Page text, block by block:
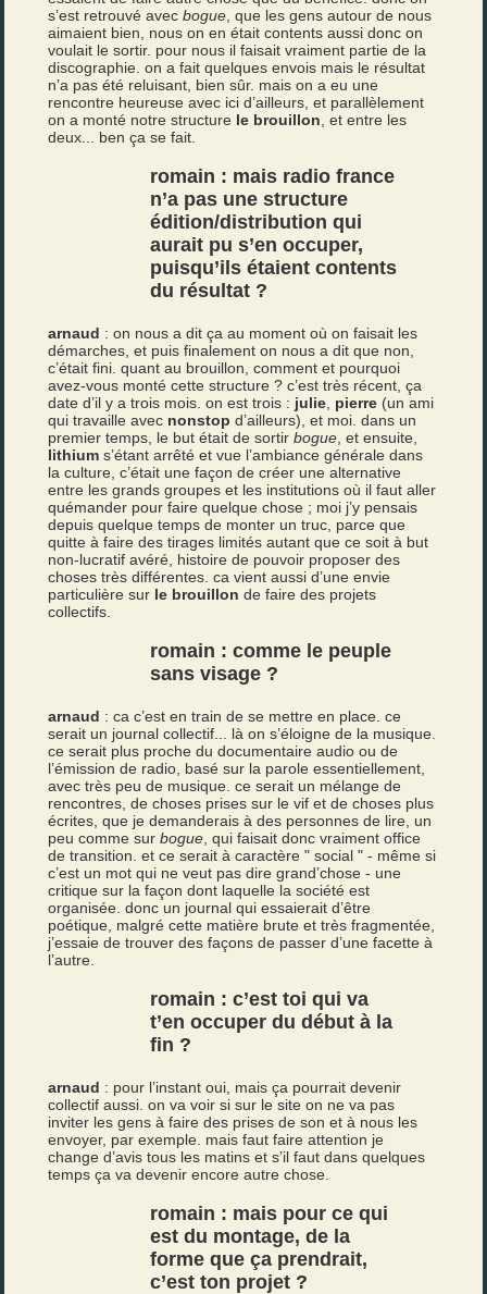
s’est retrouvé avecbogue , que les gens autour de nous
aimaient bien, nous on en était contents aussi donc on
voulait le sortir. pour nous il faisait vraiment partie de la
discographie. on a fait quelques envois mais le résultat
n’a pas été reluisant, bien sûr. mais on a eu une
rencontre heureuse avec ici d’ailleurs, et parallèlement
on a monté notre structure le brouillon , et entre les
deux... ben ça se fait.
romain : mais radio france
n’a pas une structure
édition/distribution qui
aurait pu s’en occuper,
puisqu’ils étaient contents
du résultat ?
arnaud : on nous a dit ça au moment où on faisait les
démarches, et puis finalement on nous a dit que non,
c’était fini. quant au brouillon, comment et pourquoi
avez-vous monté cette structure ? c’est très récent, ça
date d’il y a trois mois. on est trois : julie pierre (un ami
qui travaille avec nonstop d’ailleurs), et moi. dans un
premier temps, le but était de sortirbogue , et ensuite,
lithium s’étant arrêté et vue l’ambiance générale dans
la culture, c’était une façon de créer une alternative
entre les grands groupes et les institutions où il faut aller
quémander pour faire quelque chose ; moi j’y pensais
depuis quelque temps de monter un truc, parce que
quitte à faire des tirages limités autant que ce soit à but
non-lucratif avéré, histoire de pouvoir proposer des
choses très différentes. ca vient aussi d’une envie
particulière sur le brouillon de faire des projets
collectifs.
romain : comme le peuple
sans visage ?
arnaud : ca c’est en train de se mettre en place. ce
serait un journal collectif... là on s’éloigne de la musique.
ce serait plus proche du documentaire audio ou de
l’émission de radio, basé sur la parole essentiellement,
avec très peu de musique. ce serait un mélange de
rencontres, de choses prises sur le vif et de choses plus
écrites, que je demanderais à des personnes de lire, un
peu comme surbogue , qui faisait donc vraiment office
de transition. et ce serait à caractère " social " - même si
c’est un mot qui ne veut pas dire grand’chose - une
critique sur la façon dont laquelle la société est
organisée. donc un journal qui essaierait d’être
poétique, malgré cette matière brute et très fragmentée,
j’essaie de trouver des façons de passer d’une facette à
l’autre.
romain : c’est toi qui va
t’en occuper du début à la
fin ?
arnaud : pour l’instant oui, mais ça pourrait devenir
collectif aussi. on va voir si sur le site on ne va pas
inviter les gens à faire des prises de son et à nous les
envoyer, par exemple. mais faut faire attention je
change d’avis tous les matins et s’il faut dans quelques
temps ça va devenir encore autre chose.
romain : mais pour ce qui
est du montage, de la
forme que ça prendrait,
c’est ton projet ?